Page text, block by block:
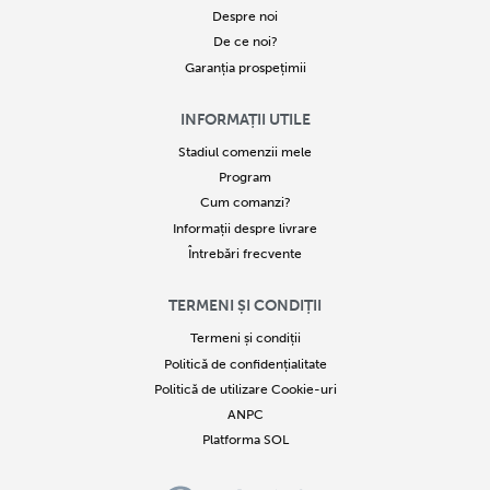
Despre noi
De ce noi?
Garanția prospețimii
INFORMAȚII UTILE
Stadiul comenzii mele
Program
Cum comanzi?
Informații despre livrare
Întrebări frecvente
TERMENI ȘI CONDIȚII
Termeni și condiții
Politică de confidențialitate
Politică de utilizare Cookie-uri
ANPC
Platforma SOL